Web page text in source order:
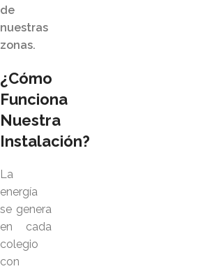
de
nuestras
zonas.
¿Cómo
Funciona
Nuestra
Instalación?
La
energía
se genera
en cada
colegio
con